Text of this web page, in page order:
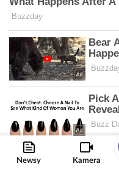
Newsy Kamera